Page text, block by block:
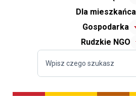
Dla mieszkańca
Gospodarka
Rudzkie NGO